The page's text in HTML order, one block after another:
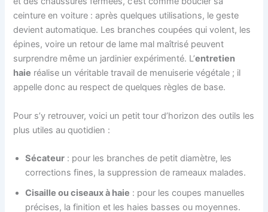
ceinture en voiture : après quelques utilisations, le geste
devient automatique. Les branches coupées qui volent, les
épines, voire un retour de lame mal maîtrisé peuvent
surprendre même un jardinier expérimenté. L’entretien
haie réalise un véritable travail de menuiserie végétale ; il
appelle donc au respect de quelques règles de base.
Pour s’y retrouver, voici un petit tour d’horizon des outils les
plus utiles au quotidien :
Sécateur : pour les branches de petit diamètre, les
corrections fines, la suppression de rameaux malades.
Cisaille ou ciseaux à haie : pour les coupes manuelles
précises, la finition et les haies basses ou moyennes.